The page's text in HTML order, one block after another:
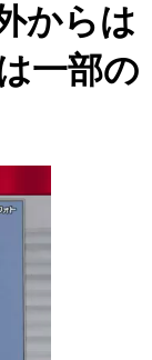
からは
一部の